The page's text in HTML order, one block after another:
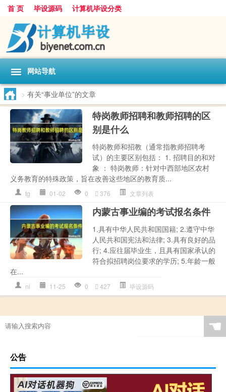
首 页 毕设源码 计算机毕设分类
网站导航
> 有关“事业单位”的文章
特岗教师招聘和教师招聘的区
别是什么
特岗教师和招教（通常指教师招聘考
试）的主要区别包括： 1. 招聘目的和对
象 ： 特岗教师：针对中西部地区农村
义务教育的特殊政策，旨在改善这些地区的教育质...
tg 01-02 0 376 文章列表
内蒙古事业编的考试报名条件
1.具有中华人民共和国国籍; 2.遵守中华
人民共和国宪法和法律; 3.具有良好的品
行; 4.应往届毕业生，且具有国家承认的
符合拟招聘岗位要求的学历; 5.年龄一般
在...
nl 11-25 0 427 毕设源码
☚
公告